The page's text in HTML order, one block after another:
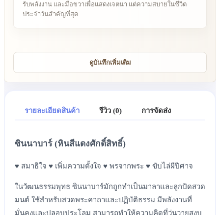
รับพลังงาน และมือขวาเพื่อแสดงเจตนา แต่ความสบายในชีวิต
ประจำวันสำคัญที่สุด
ดูบันทึกเพิ่มเติม
ซินนาบาร์ (หินสีแดงศักดิ์สิทธิ์)
♥ สมาธิใจ ♥ เพิ่มความตั้งใจ ♥ พรจากพระ ♥ ขับไล่ผีปีศาจ
ในวัฒนธรรมพุทธ ซินนาบาร์มักถูกทำเป็นมาลาและลูกปัดสวด
มนต์ ใช้สำหรับสวดพระคาถาและปฏิบัติธรรม มีพลังงานที่
มั่นคงและปลอบประโลม สามารถทำให้ความคิดที่วุ่นวายสงบ
รายละเอียดสินค้า รีวิว (0) การจัดส่ง